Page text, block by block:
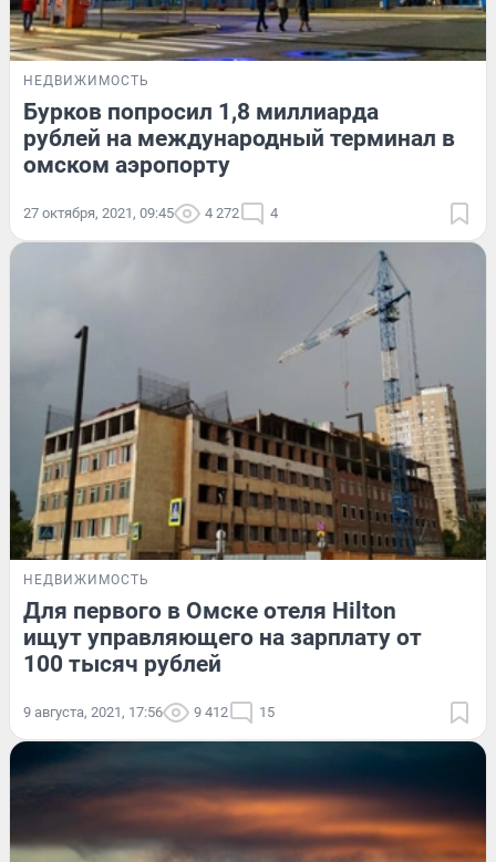
НЕДВИЖИМОСТЬ
Бурков попросил 1,8 миллиарда
рублей на международный терминал в
омском аэропорту
27 октября, 2021, 09:45 4 272 4
НЕДВИЖИМОСТЬ
Для первого в Омске отеля Hilton
ищут управляющего на зарплату от
100 тысяч рублей
9 августа, 2021, 17:56 9 412 15